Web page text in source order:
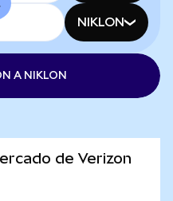
NIKLON
A NIKLON
de Verizon